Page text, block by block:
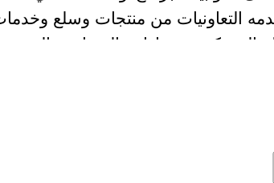
التعاونيات من منتجات وسلع
البستكي مديرإدارة السعادة
حفل افتتاح فعاليات اليوم الخليجي
إلكتروني آمن للمستهلك”،
الإمارات العربية المتحدة بفضل